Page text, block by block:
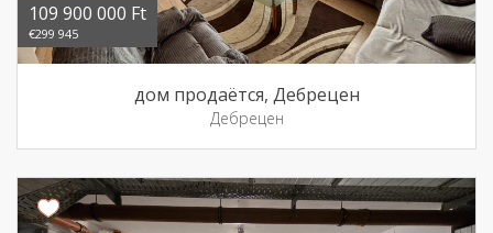
109 900 000 Ft
€299 945
дом продаётся, Дебрецен
Дебрецен